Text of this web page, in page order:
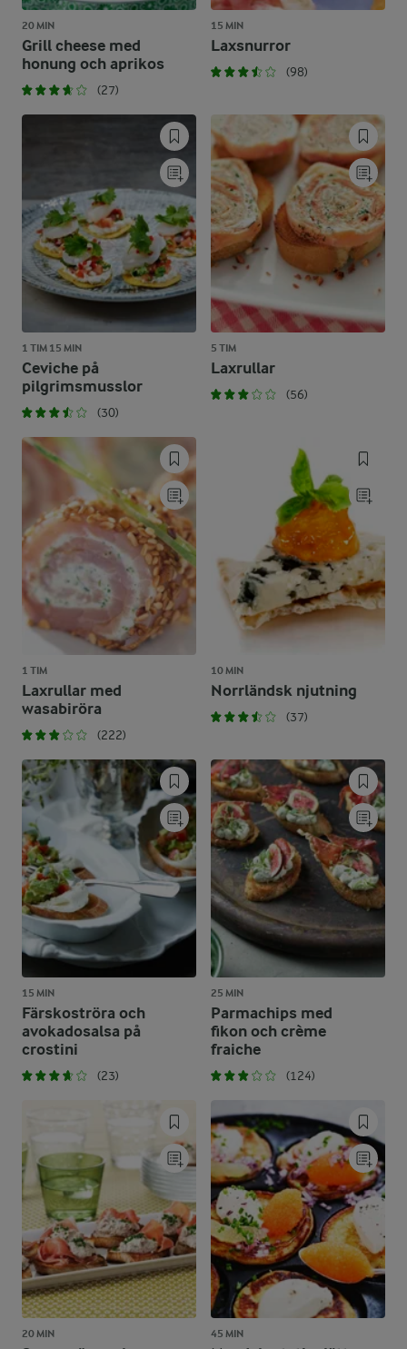
20 MIN
Grill cheese med
honung och aprikos
(27)
15 MIN
Laxsnurror
(98)
1 TIM 15 MIN
Ceviche på
pilgrimsmusslor
(30)
5 TIM
Laxrullar
(56)
1 TIM
Laxrullar med
wasabiröra
(222)
10 MIN
Norrländsk njutning
(37)
15 MIN
Färskoströra och
avokadosalsa på
crostini
(23)
25 MIN
Parmachips med
fikon och crème
fraiche
(124)
20 MIN 45 MIN